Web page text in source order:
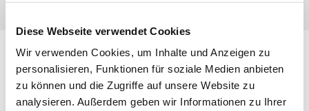
Diese Webseite verwendet Cookies
Wir verwenden Cookies, um Inhalte und Anzeigen zu
personalisieren, Funktionen für soziale Medien anbieten
zu können und die Zugriffe auf unsere Website zu
analysieren. Außerdem geben wir Informationen zu Ihrer